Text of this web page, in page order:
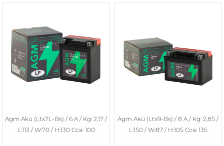
Agm Akü (Ltx7L-Bs) / 6 A / Kg: 2,17 /
L:113 / W:70 / H:130 Cca: 100
Agm Akü (Ltx9-Bs) / 8 A / Kg: 2,85 /
L:150 / W:87 / H:105 Cca: 135